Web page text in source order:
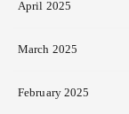
April 2025
March 2025
February 2025